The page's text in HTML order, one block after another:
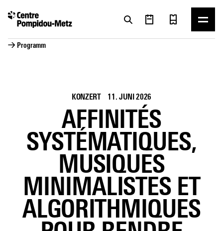
→ Programm
KONZERT 11. JUNI 2026
AFFINITÉS
SYSTÉMATIQUES,
MUSIQUES
MINIMALISTES ET
ALGORITHMIQUES